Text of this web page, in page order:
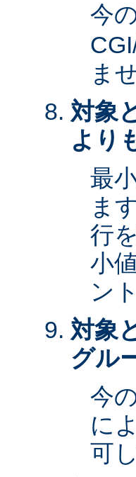
今
ま
対象
より
最
ま
行
小
ン
対象
グル
今
に
可